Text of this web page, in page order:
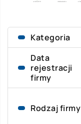
Kategoria
Data
rejestracji
firmy
Rodzaj firmy